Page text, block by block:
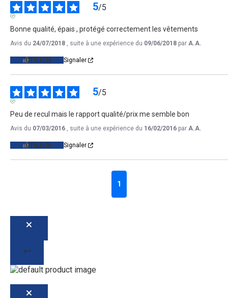
5/5
Bonne qualité, épais , protégé correctement les vêtements
Avis du 24/07/2018 , suite à une expérience du 09/06/2018 par A.A.
UTILE(0) Signaler
5/5
Peu de recul mais le rapport qualité/prix me semble bon
Avis du 07/03/2016 , suite à une expérience du 16/02/2016 par A.A.
UTILE(0) Signaler
1